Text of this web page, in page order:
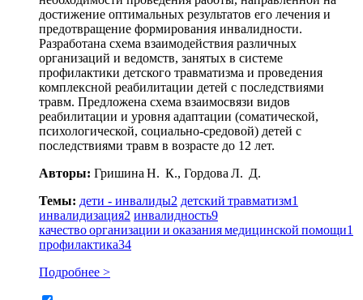
достижение оптимальных результатов его лечения и
предотвращение формирования инвалидности.
Разработана схема взаимодействия различных
организаций и ведомств, занятых в системе
профилактики детского травматизма и проведения
комплексной реабилитации детей с последствиями
травм. Предложена схема взаимосвязи видов
реабилитации и уровня адаптации (соматической,
психологической, социально-средовой) детей с
последствиями травм в возрасте до 12 лет.
Авторы: Гришина Н. К., Гордова Л. Д.
Темы: дети - инвалиды2 детский травматизм1
инвалидизация2 инвалидность9
качество организации и оказания медицинской помощи1
профилактика34
Подробнее >